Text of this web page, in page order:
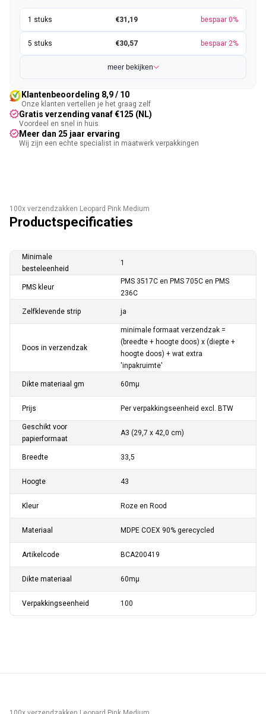
€31,19 bespaar 0%
€30,57 bespaar 2%
meer bekijken
Klantenbeoordeling 8,9 / 10
Onze klanten vertellen je het graag zelf
Gratis verzending vanaf €125 (NL)
Voordeel en snel in huis
Meer dan 25 jaar ervaring
Wij zijn een echte specialist in maatwerk verpakkingen
100x verzendzakken Leopard Pink Medium
Productspecificaties
Minimale
besteleenheid
1
PMS kleur
PMS 3517C en PMS 705C en PMS
236C
Zelfklevende strip ja
Doos in verzendzak
minimale formaat verzendzak =
(breedte + hoogte doos) x (diepte +
hoogte doos) + wat extra
'inpakruimte'
Dikte materiaal gm 60mµ
Prijs Per verpakkingseenheid excl. BTW
Geschikt voor
papierformaat
A3 (29,7 x 42,0 cm)
Breedte 33,5
Hoogte 43
Kleur Roze en Rood
Materiaal MDPE COEX 90% gerecycled
Artikelcode BCA200419
Dikte materiaal 60mµ
Verpakkingseenheid 100